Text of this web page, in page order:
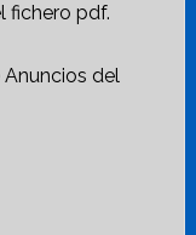
fichero pdf.
Anuncios del